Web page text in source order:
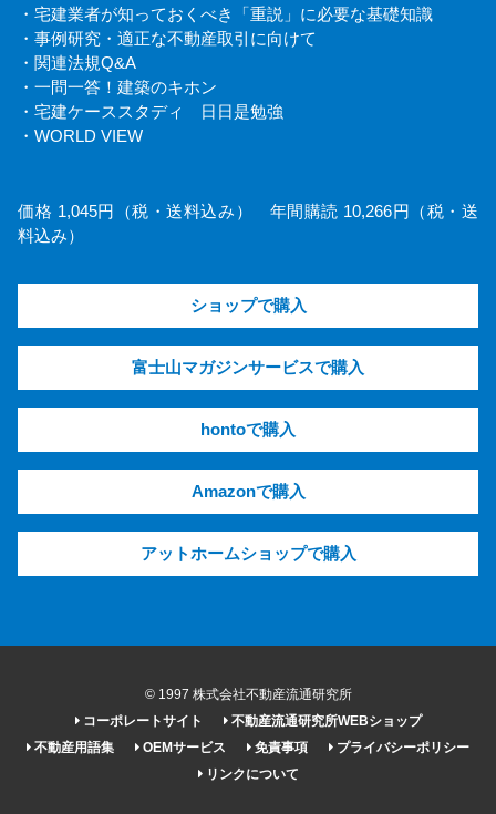
・宅建業者が知っておくべき「重説」に必要な基礎知識
・事例研究・適正な不動産取引に向けて
・関連法規Q&A
・一問一答！建築のキホン
・宅建ケーススタディ 日日是勉強
・WORLD VIEW
価格 1,045円（税・送料込み） 年間購読 10,266円（税・送
料込み）
ショップで購入
富士山マガジンサービスで購入
hontoで購入
Amazonで購入
アットホームショップで購入
© 1997 株式会社不動産流通研究所
コーポレートサイト
不動産流通研究所WEBショップ
不動産用語集
OEMサービス 免責事項
プライバシーポリシー
リンクについて